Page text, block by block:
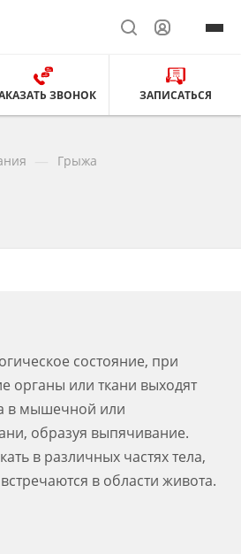
ЗВОНОК ЗАПИСАТЬСЯ
Грыжа
состояние, при
органы или ткани выходят
в мышечной или
образуя выпячивание.
в различных частях тела,
в области живота.